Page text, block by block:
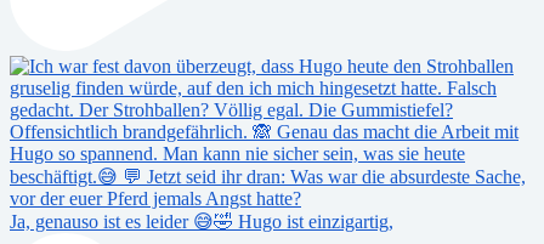
Ja, genauso ist es leider 😅🤣 Hugo ist einzigartig,